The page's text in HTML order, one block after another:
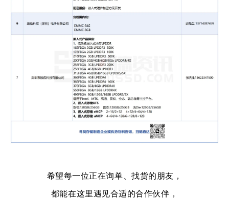
希望每一位正在询单、找货的朋友，
都能在这里遇见合适的合作伙伴，